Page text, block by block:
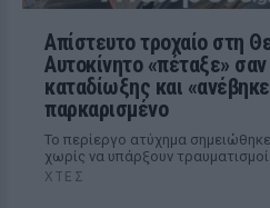
Απίστευτο τροχαίο στη
Αυτοκίνητο «πέταξε» σαν
καταδίωξης και
παρκαρισμένο
Το περίεργο ατύχημα
χωρίς να υπάρξουν τραυματισμοί
ΧΤΕΣ